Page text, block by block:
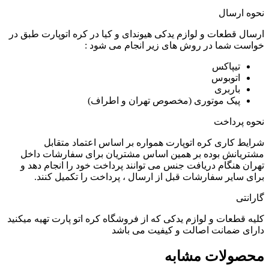
نحوه ارسال
ارسال قطعات و لوازم یدکی هیوندای و کیا در کره اتوپارت طبق در
خواست شما در روش های زیر انجام می شود :
تیپاکس
اتوبوس
باربری
پیک موتوری (مخصوص تهران و اطراف)
نحوه پرداخت
شرایط کاری کره اتوپارت همواره بر اساس اعتماد متقابل
مشتریانش بوده بر همین اساس مشتریان برای سفارشات داخل
تهران هنگام دریافت جنس می توانند پرداخت خود را انجام دهد و
برای سایر سفارشات قبل از ارسال ، پرداخت را تکمیل کنند.
گارانتی
کلیه قطعات و لوازم یدکی که از فروشگاه کره اتو پارت تهیه میکنید
دارای ضمانت اصالت و کیفیت می باشد
محصولات مشابه